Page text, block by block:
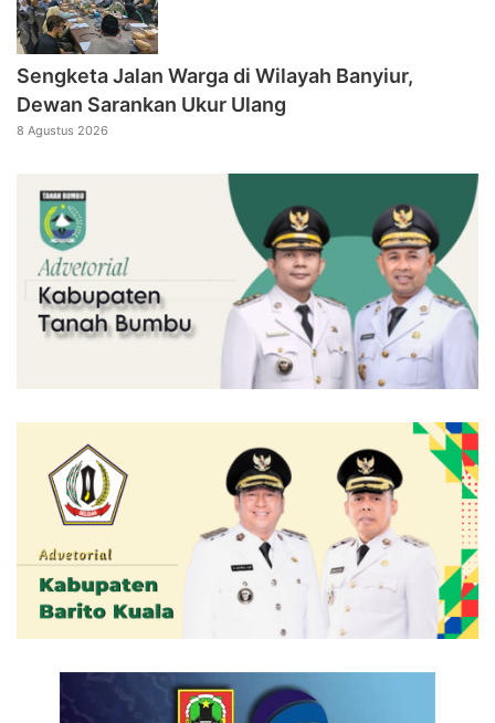
Sengketa Jalan Warga di Wilayah Banyiur,
Dewan Sarankan Ukur Ulang
8 Agustus 2026